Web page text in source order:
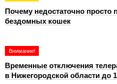
Почему недостаточно просто
бездомных кошек
Внимание!
Временные отключения
в Нижегородской области до